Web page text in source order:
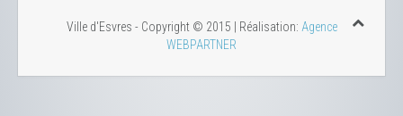
Ville d'Esvres - Copyright © 2015 | Réalisation: Agence
WEBPARTNER